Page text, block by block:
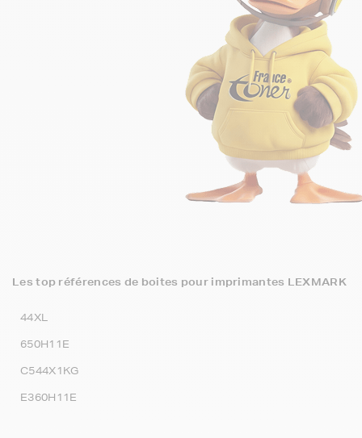
Les top références de boites pour imprimantes LEXMARK
44XL
650H11E
C544X1KG
E360H11E